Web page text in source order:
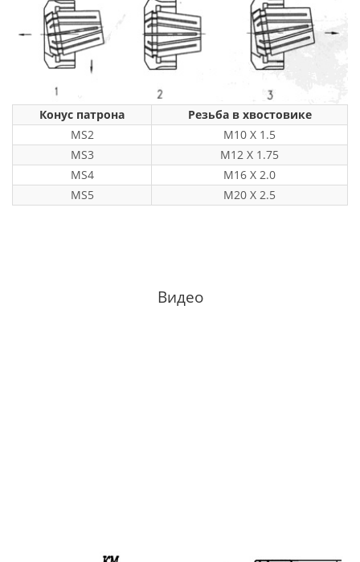
Конус патрона
Резьба в хвостовике
MS2
M10 X 1.5
MS3
M12 X 1.75
MS4
M16 X 2.0
MS5
M20 X 2.5
Видео